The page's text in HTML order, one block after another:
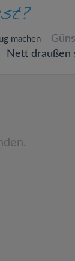
machen
Nett draußen